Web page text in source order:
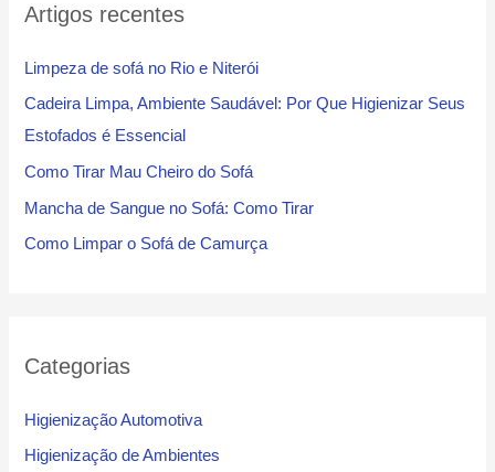
Artigos recentes
Limpeza de sofá no Rio e Niterói
Cadeira Limpa, Ambiente Saudável: Por Que Higienizar Seus
Estofados é Essencial
Como Tirar Mau Cheiro do Sofá
Mancha de Sangue no Sofá: Como Tirar
Como Limpar o Sofá de Camurça
Categorias
Higienização Automotiva
Higienização de Ambientes